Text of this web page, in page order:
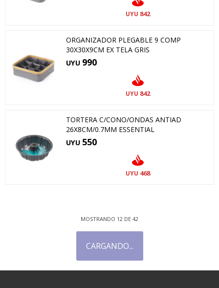
UYU 842
ORGANIZADOR PLEGABLE 9 COMP
30X30X9CM EX TELA GRIS
UYU 990
UYU 842
TORTERA C/CONO/ONDAS ANTIAD
26X8CM/0.7MM ESSENTIAL
UYU 550
UYU 468
MOSTRANDO 12 DE 42